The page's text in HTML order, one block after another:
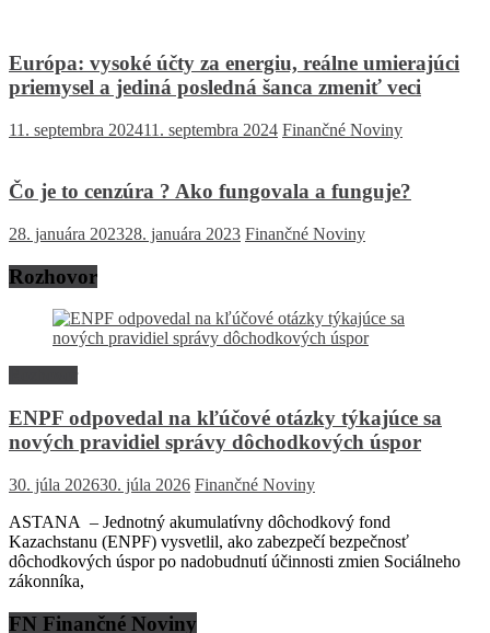
Európa: vysoké účty za energiu, reálne umierajúci
priemysel a jediná posledná šanca zmeniť veci
11. septembra 202411. septembra 2024 Finančné Noviny
Čo je to cenzúra ? Ako fungovala a funguje?
28. januára 202328. januára 2023 Finančné Noviny
Rozhovor
ENPF odpovedal na kľúčové otázky týkajúce sa
nových pravidiel správy dôchodkových úspor
30. júla 202630. júla 2026 Finančné Noviny
ASTANA – Jednotný akumulatívny dôchodkový fond
Kazachstanu (ENPF) vysvetlil, ako zabezpečí bezpečnosť
dôchodkových úspor po nadobudnutí účinnosti zmien Sociálneho
zákonníka,
FN Finančné Noviny